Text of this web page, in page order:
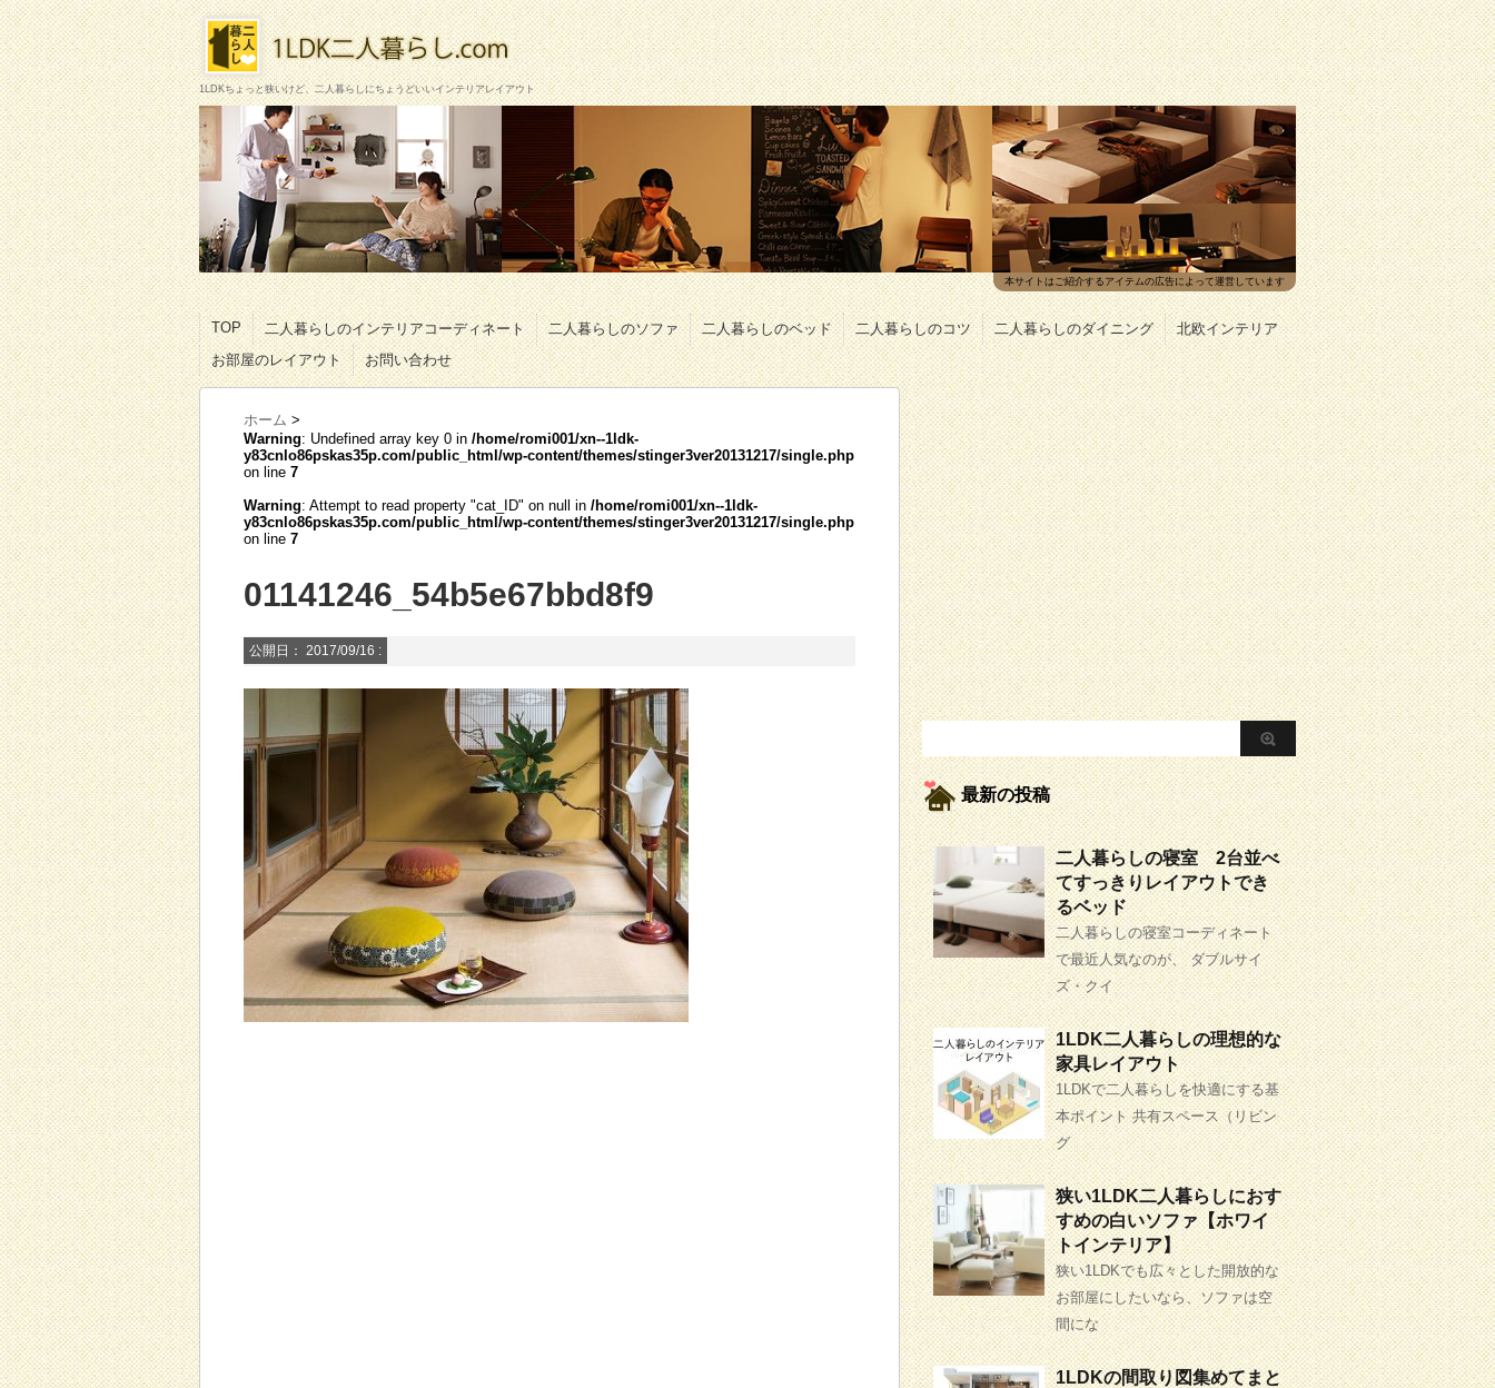
1LDKちょっと狭いけど、二人暮らしにちょうどいいインテリアレイアウト
本サイトはご紹介するアイテムの広告によって運営しています
TOP 二人暮らしのインテリアコーディネート 二人暮らしのソファ 二人暮らしのベッド 二人暮らしのコツ 二人暮らしのダイニング
北欧インテリア
お部屋のレイアウト
お問い合わせ
ホーム >
Warning: Undefined array key 0 in /home/romi001/xn--1ldk-
y83cnlo86pskas35p.com/public_html/wp-content/themes/stinger3ver20131217/single.php
on line 7
Warning: Attempt to read property "cat_ID" on null in /home/romi001/xn--1ldk-
y83cnlo86pskas35p.com/public_html/wp-content/themes/stinger3ver20131217/single.php
on line 7
01141246_54b5e67bbd8f9
公開日： 2017/09/16 :
最新の投稿
二人暮らしの寝室 2台並べ
てすっきりレイアウトでき
るベッド
二人暮らしの寝室コーディネート
で最近人気なのが、 ダブルサイ
ズ・クイ
1LDK二人暮らしの理想的な
家具レイアウト
1LDKで二人暮らしを快適にする基
本ポイント 共有スペース（リビン
グ
狭い1LDK二人暮らしにおす
すめの白いソファ【ホワイ
トインテリア】
狭い1LDKでも広々とした開放的な
お部屋にしたいなら、ソファは空
間にな
1LDKの間取り図集めてまと